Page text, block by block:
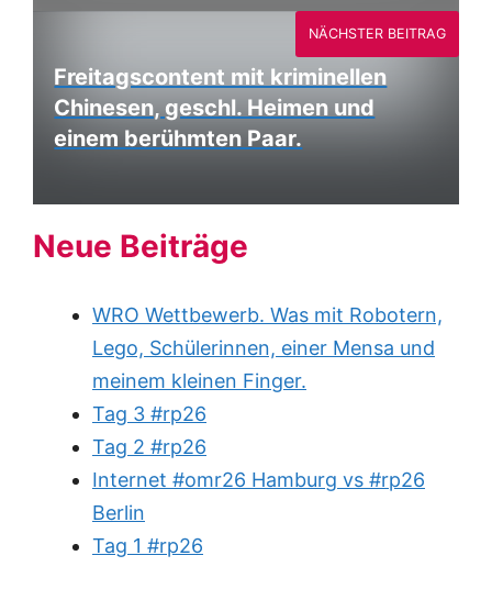
Freitagscontent mit kriminellen
Chinesen, geschl. Heimen und
einem berühmten Paar.
NÄCHSTER BEITRAG
Neue Beiträge
WRO Wettbewerb. Was mit Robotern,
Lego, Schülerinnen, einer Mensa und
meinem kleinen Finger.
Tag 3 #rp26
Tag 2 #rp26
Internet #omr26 Hamburg vs #rp26
Berlin
Tag 1 #rp26